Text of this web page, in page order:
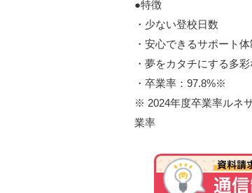
●特徴
・少ない登校日数
・安心できるサポート体
・夢をカタチにする多
・卒業率：97.8%※
※ 2024年度卒業率ルネ
業率